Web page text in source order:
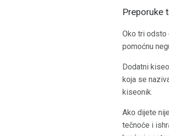
Preporuke
Oko tri odsto
pomoćnu
Dodatni
koja se
kiseonik.
Ako dijete
tečnoće i